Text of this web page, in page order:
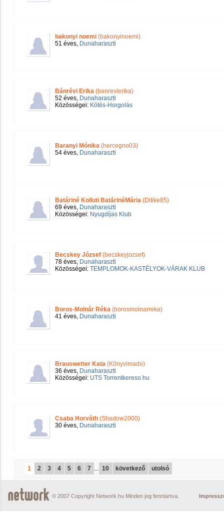
bakonyi noemi (bakonyinoemi)
51 éves, Dunaharaszti
Bánrévi Erika (banrevierika)
52 éves, Dunaharaszti
Közösségei: Kötés-Horgolás
Baranyi Mónika (hercegno03)
54 éves, Dunaharaszti
Batáriné Kolluti BatárinéMária (Ditike85)
69 éves, Dunaharaszti
Közösségei: Nyugdíjas Klub
Becskey József (becskeyjozsef)
78 éves, Dunaharaszti
Közösségei: TEMPLOMOK-KASTÉLYOK-VÁRAK KLUB
Boros-Molnár Réka (borosmolnarreka)
41 éves, Dunaharaszti
Brauswetter Kata (K0nyvimado)
36 éves, Dunaharaszti
Közösségei: UTS Torrentkereso.hu
Csaba Horváth (Shadow2000)
30 éves, Dunaharaszti
1 2 3 4 5 6 7 ... 10 következő utolsó
© 2007 Copyright Network.hu Minden jog fenntartva.